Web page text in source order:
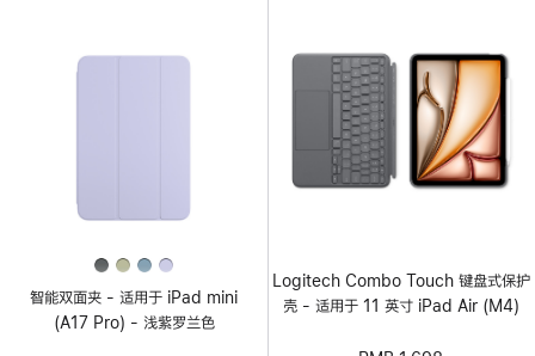
智能双面夹 - 适用于 iPad mini
(A17 Pro) - 浅紫罗兰色
Logitech Combo Touch 键盘式保护
壳 - 适用于 11 英寸 iPad Air (M4)